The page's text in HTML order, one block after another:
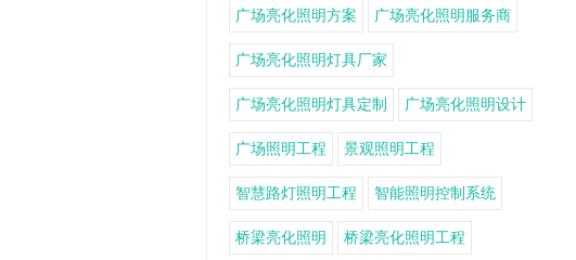
广场亮化照明方案 广场亮化照明服务商
广场亮化照明灯具厂家
广场亮化照明灯具定制 广场亮化照明设计
广场照明工程 景观照明工程
智慧路灯照明工程 智能照明控制系统
桥梁亮化照明 桥梁亮化照明工程